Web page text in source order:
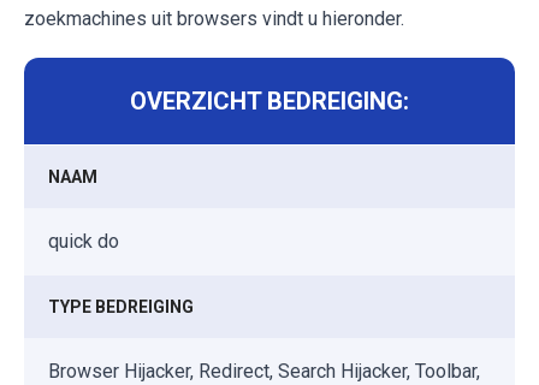
zoekmachines uit browsers vindt u hieronder.
OVERZICHT BEDREIGING:
NAAM
quick do
TYPE BEDREIGING
Browser Hijacker, Redirect, Search Hijacker, Toolbar,